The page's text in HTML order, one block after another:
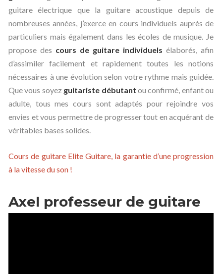
guitare électrique que la guitare acoustique depuis de
nombreuses années, j’exerce en cours individuels auprès de
particuliers mais également dans les écoles de musique. Je
propose des cours de guitare individuels élaborés, afin
d’assimiler facilement et rapidement toutes les notions
nécessaires à une évolution selon votre rythme mais guidée.
Que vous soyez guitariste débutant ou confirmé, enfant ou
adulte, tous mes cours sont adaptés pour rejoindre vos
envies et vous permettre de progresser tout en acquérant de
véritables bases solides.
Cours de guitare Elite Guitare, la garantie d’une progression
à la vitesse du son !
Axel professeur de guitare